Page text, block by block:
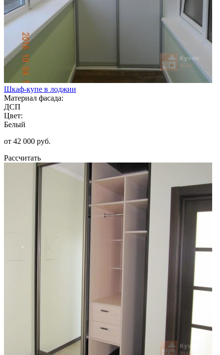
Шкаф-купе в лоджии
Материал фасада:
ДСП
Цвет:
Белый
от 42 000 руб.
Рассчитать